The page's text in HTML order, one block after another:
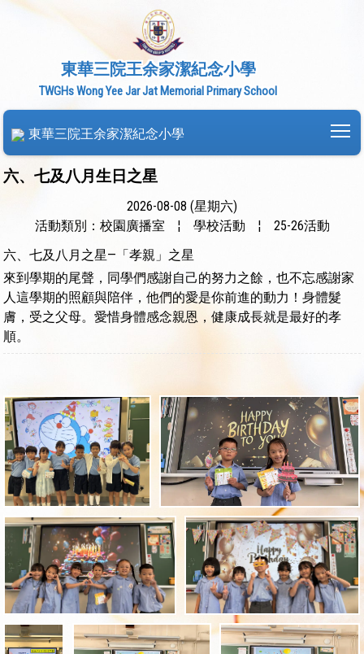
東華三院王余家潔紀念小學
TWGHs Wong Yee Jar Jat Memorial Primary School
東華三院王余家潔紀念小學
六、七及八月生日之星
2026-08-08 (星期六)
活動類別：校園廣播室
¦ 學校活動 ¦
25-26活動
六、七及八月之星—「孝親」之星
來到學期的尾聲，同學們感謝自己的努力之餘，也不忘感謝家
人這學期的照顧與陪伴，他們的愛是你前進的動力！身體髮
膚，受之父母。愛惜身體感念親恩，健康成長就是最好的孝
順。